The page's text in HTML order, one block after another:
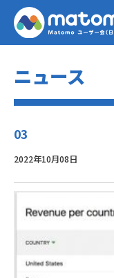
Home» Matomo をプロ
ニュース
03
2022年10月08日